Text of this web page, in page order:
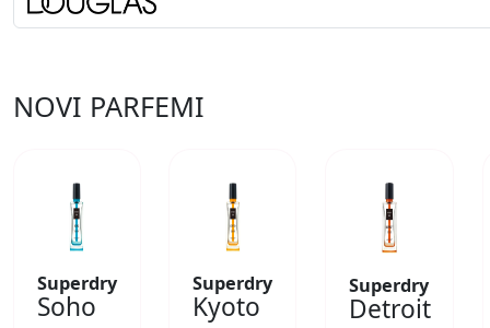
NOVI PARFEMI
Superdry
Soho
Superdry
Kyoto
Superdry
Detroit